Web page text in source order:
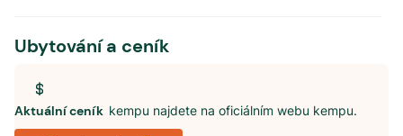
Ubytování a ceník
Aktuální ceník kempu najdete na oficiálním webu kempu.